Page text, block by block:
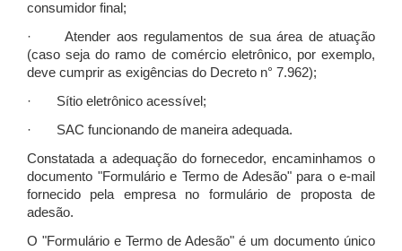
consumidor final;
· Atender aos regulamentos de sua área de atuação
(caso seja do ramo de comércio eletrônico, por exemplo,
deve cumprir as exigências do Decreto n° 7.962);
· Sítio eletrônico acessível;
· SAC funcionando de maneira adequada.
Constatada a adequação do fornecedor, encaminhamos o
documento "Formulário e Termo de Adesão" para o e-mail
fornecido pela empresa no formulário de proposta de
adesão.
O "Formulário e Termo de Adesão" é um documento único